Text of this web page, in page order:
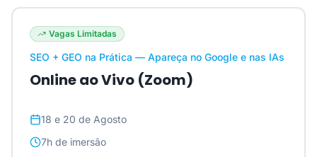
Vagas Limitadas
SEO + GEO na Prática — Apareça no Google e nas IAs
Online ao Vivo (Zoom)
18 e 20 de Agosto
7h de imersão